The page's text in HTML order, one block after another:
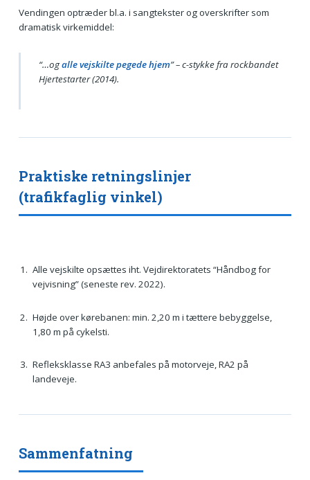
Vendingen optræder bl.a. i sangtekster og overskrifter som
dramatisk virkemiddel:
“…ogalle vejskilte pegede hjem” – c-stykke fra rockbandet
Hjertestarter(2014).
Praktiske retningslinjer
(trafikfaglig vinkel)
Alle vejskilte opsættes iht. Vejdirektoratets “Håndbog for
vejvisning” (seneste rev. 2022).
Højde over kørebanen: min. 2,20 m i tættere bebyggelse,
1,80 m på cykelsti.
Refleksklasse RA3 anbefales på motorveje, RA2 på
landeveje.
Sammenfatning